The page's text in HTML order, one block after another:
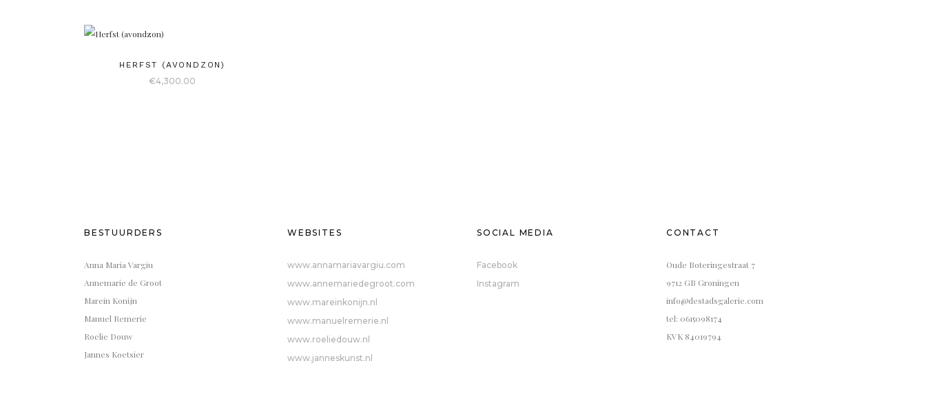
HERFST (AVONDZON)
€4,300.00
BESTUURDERS
Anna Maria Vargiu
Annemarie de Groot
Marein Konijn
Manuel Remerie
Roelie Douw
Jannes Koetsier
WEBSITES
www.annamariavargiu.com
www.annemariedegroot.com
www.mareinkonijn.nl
www.manuelremerie.nl
www.roeliedouw.nl
www.janneskunst.nl
SOCIAL MEDIA
Facebook
Instagram
CONTACT
Oude Boteringestraat 7
9712 GB Groningen
info@destadsgalerie.com
tel: 0615098174
KVK 84019794